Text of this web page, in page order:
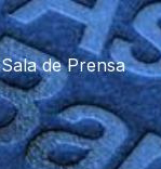
Sala de Prensa